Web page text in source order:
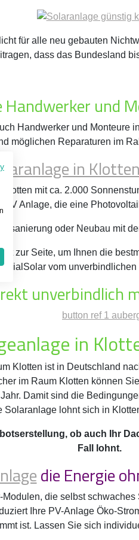
für alle neu gebauten
dass das Bundesland
Handwerker und
Handwerker und
möglichen Reparaturen im
in Klotten
mit ca. 2.000
Anlage, die eine
oder Neubau mit
zur Seite, um Ihnen die
vom
unverbindlich
in
Klotten ist in Deutschland
im Raum Klotten können
Damit sind die
Solaranlage lohnt sich in
ob auch Ihr
Fall lohnt.
die Energie
die selbst
Ihre PV-Anlage Öko-
ist. Lassen Sie sich